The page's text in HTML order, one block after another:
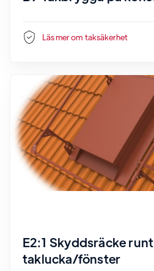
Läs mer om taksäkerhet
E2:1 Skyddsräcke runt
taklucka/fönster